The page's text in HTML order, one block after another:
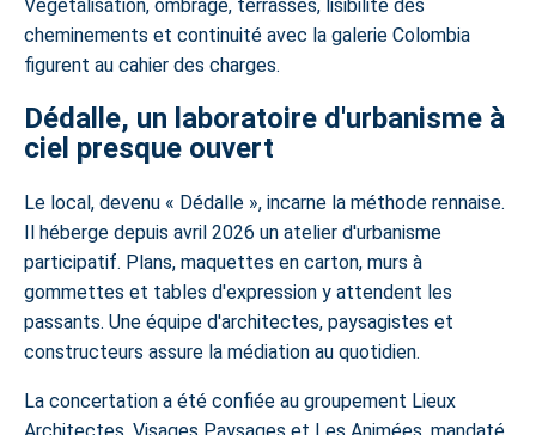
Végétalisation, ombrage, terrasses, lisibilité des
cheminements et continuité avec la galerie Colombia
figurent au cahier des charges.
Dédalle, un laboratoire d'urbanisme à
ciel presque ouvert
Le local, devenu « Dédalle », incarne la méthode rennaise.
Il héberge depuis avril 2026 un atelier d'urbanisme
participatif. Plans, maquettes en carton, murs à
gommettes et tables d'expression y attendent les
passants. Une équipe d'architectes, paysagistes et
constructeurs assure la médiation au quotidien.
La concertation a été confiée au groupement Lieux